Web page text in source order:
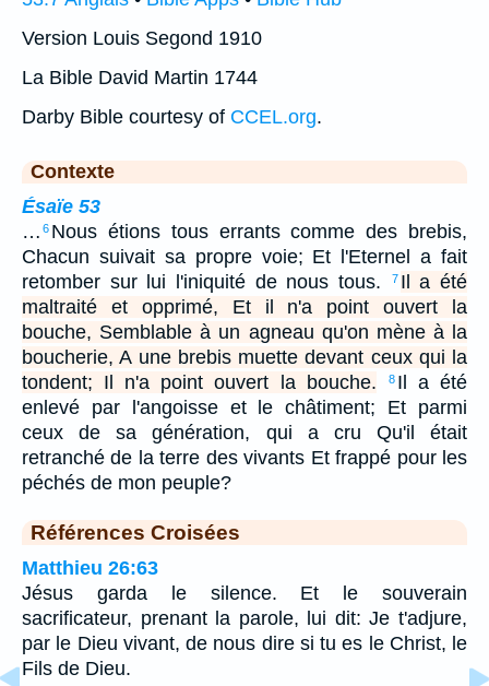
Version Louis Segond 1910
La Bible David Martin 1744
Darby Bible courtesy of CCEL.org.
Contexte
Ésaïe 53
… 6 Nous étions tous errants comme des brebis,
Chacun suivait sa propre voie; Et l'Eternel a fait
retomber sur lui l'iniquité de nous tous.
7 Il a été
maltraité et opprimé, Et il n'a point ouvert la
bouche, Semblable à un agneau qu'on mène à la
boucherie, A une brebis muette devant ceux qui la
tondent; Il n'a point ouvert la bouche.
8 Il a été
enlevé par l'angoisse et le châtiment; Et parmi
ceux de sa génération, qui a cru Qu'il était
retranché de la terre des vivants Et frappé pour les
péchés de mon peuple?
Références Croisées
Matthieu 26:63
Jésus garda le silence. Et le souverain
sacrificateur, prenant la parole, lui dit: Je t'adjure,
par le Dieu vivant, de nous dire si tu es le Christ, le
Fils de Dieu.